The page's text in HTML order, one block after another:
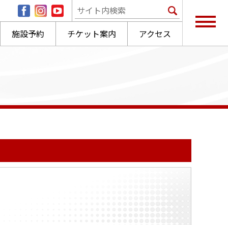
施設予約 チケット案内 アクセス